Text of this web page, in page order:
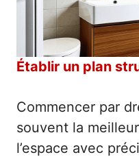
Établir un plan
Commencer par
souvent la
l’espace avec